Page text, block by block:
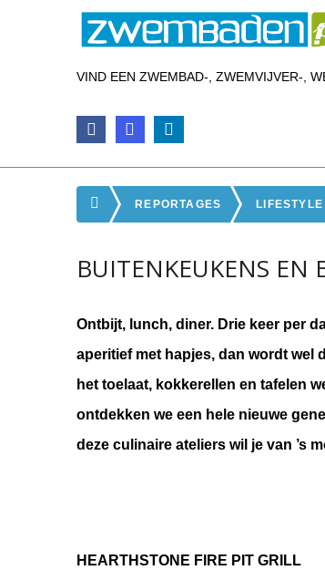
VIND EEN ZWEMBAD-, ZWEMVIJVER-,
REPORTAGES LIFESTYLE
BUITENKEUKENS EN
Ontbijt, lunch, diner. Drie keer per
aperitief met hapjes, dan wordt wel
het toelaat, kokkerellen en tafelen
ontdekken we een hele nieuwe
deze culinaire ateliers wil je van ’s
HEARTHSTONE FIRE PIT GRILL